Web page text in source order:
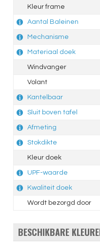
Kleur frame
Aantal Baleinen
Mechanisme
Materiaal doek
Windvanger
Volant
Kantelbaar
Sluit boven tafel
Afmeting
Stokdikte
Kleur doek
UPF-waarde
Kwaliteit doek
Wordt bezorgd door
BESCHIKBARE